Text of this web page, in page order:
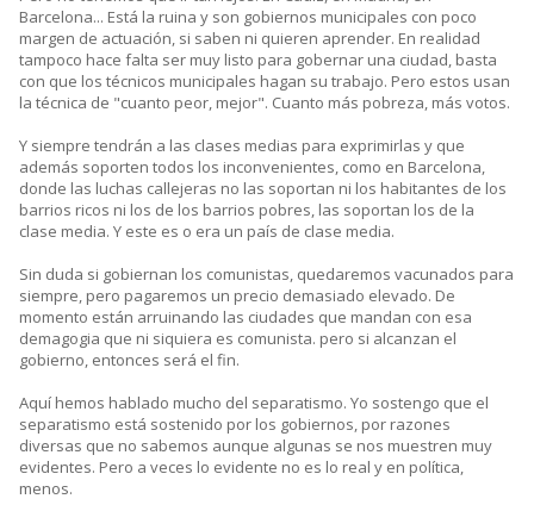
Barcelona... Está la ruina y son gobiernos municipales con poco
margen de actuación, si saben ni quieren aprender. En realidad
tampoco hace falta ser muy listo para gobernar una ciudad, basta
con que los técnicos municipales hagan su trabajo. Pero estos usan
la técnica de "cuanto peor, mejor". Cuanto más pobreza, más votos.
Y siempre tendrán a las clases medias para exprimirlas y que
además soporten todos los inconvenientes, como en Barcelona,
donde las luchas callejeras no las soportan ni los habitantes de los
barrios ricos ni los de los barrios pobres, las soportan los de la
clase media. Y este es o era un país de clase media.
Sin duda si gobiernan los comunistas, quedaremos vacunados para
siempre, pero pagaremos un precio demasiado elevado. De
momento están arruinando las ciudades que mandan con esa
demagogia que ni siquiera es comunista. pero si alcanzan el
gobierno, entonces será el fin.
Aquí hemos hablado mucho del separatismo. Yo sostengo que el
separatismo está sostenido por los gobiernos, por razones
diversas que no sabemos aunque algunas se nos muestren muy
evidentes. Pero a veces lo evidente no es lo real y en política,
menos.